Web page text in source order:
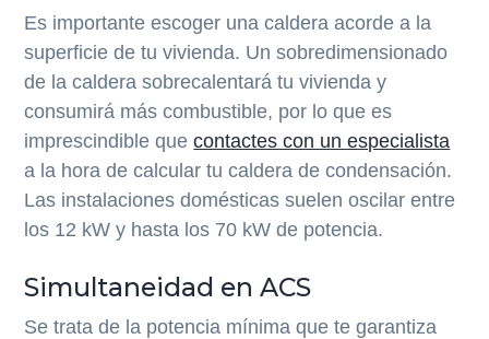
Es importante escoger una caldera acorde a la
superficie de tu vivienda. Un sobredimensionado
de la caldera sobrecalentará tu vivienda y
consumirá más combustible, por lo que es
imprescindible quecontactes con un especialista
a la hora de calcular tu caldera de condensación.
Las instalaciones domésticas suelen oscilar entre
los 12 kW y hasta los 70 kW de potencia.
Simultaneidad en ACS
Se trata de la potencia mínima que te garantiza